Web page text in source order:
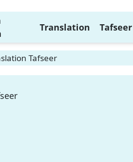
Translation Tafseer
Tafseer